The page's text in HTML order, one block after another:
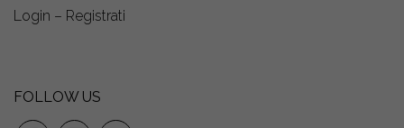
Login – Registrati
FOLLOW US